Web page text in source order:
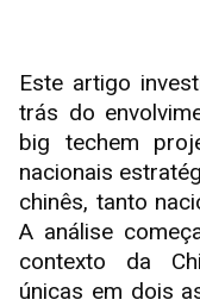
Este artigo
trás do
big techem
nacionais
chinês, tanto
A análise
contexto da
únicas em dois